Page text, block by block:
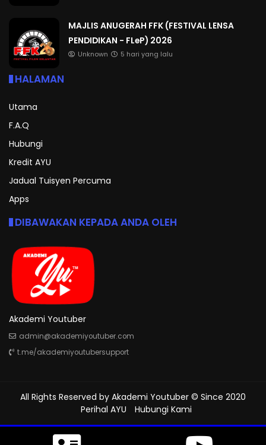
MAJLIS ANUGERAH FFK (FESTIVAL LENSA
PENDIDIKAN - FLeP) 2026
Unknown 5 hari yang lalu
HALAMAN
Utama
F.A.Q
Hubungi
Kredit AYU
Jadual Tuisyen Percuma
Apps
DIBAWAKAN KEPADA ANDA OLEH
Akademi Youtuber
admin@akademiyoutuber.com
t.me/akademiyoutubersupport
All Rights Reserved by Akademi Youtuber © Since 2020
Perihal AYU
Hubungi Kami